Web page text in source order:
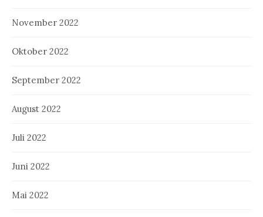
November 2022
Oktober 2022
September 2022
August 2022
Juli 2022
Juni 2022
Mai 2022